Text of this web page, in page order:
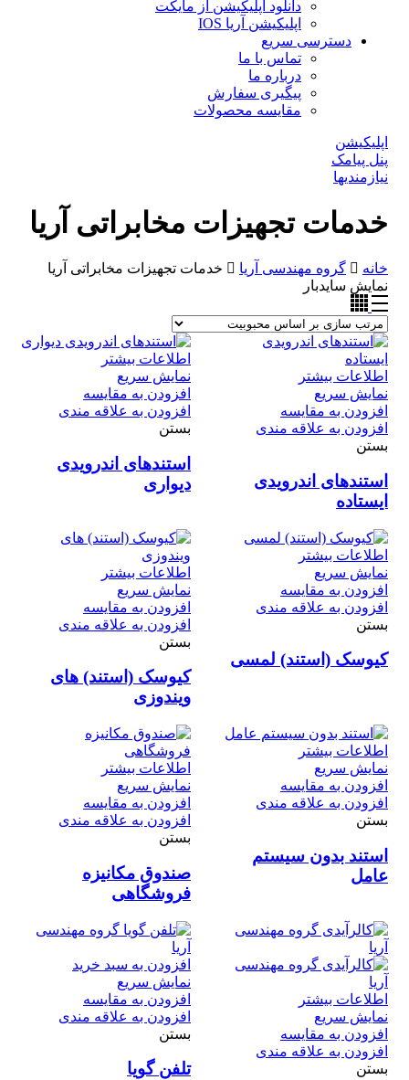
دانلود اپلیکیشن از مایکت
اپلیکیشن آریا IOS
دسترسی سریع
تماس با ما
درباره ما
پیگیری سفارش
مقایسه محصولات
اپلیکیشن
پنل پیامک
نیازمندیها
خدمات تجهیزات مخابراتی آریا
خانه گروه مهندسی آریا خدمات تجهیزات مخابراتی آریا
نمایش سایدبار
اطلاعات بیشتر
نمایش سریع
افزودن به مقایسه
افزودن به علاقه مندی
بستن
استندهای اندرویدی
ایستاده
اطلاعات بیشتر
نمایش سریع
افزودن به مقایسه
افزودن به علاقه مندی
بستن
استندهای اندرویدی
دیواری
اطلاعات بیشتر
نمایش سریع
افزودن به مقایسه
افزودن به علاقه مندی
بستن
کیوسک (استند) لمسی‌
اطلاعات بیشتر
نمایش سریع
افزودن به مقایسه
افزودن به علاقه مندی
بستن
کیوسک (استند) های
ویندوزی
اطلاعات بیشتر
نمایش سریع
افزودن به مقایسه
افزودن به علاقه مندی
بستن
استند بدون سیستم
عامل
اطلاعات بیشتر
نمایش سریع
افزودن به مقایسه
افزودن به علاقه مندی
بستن
صندوق مکانیزه
فروشگاهی
اطلاعات بیشتر
نمایش سریع
افزودن به مقایسه
افزودن به علاقه مندی
بستن
افزودن به سبد خرید
نمایش سریع
افزودن به مقایسه
افزودن به علاقه مندی
بستن
تلفن گویا